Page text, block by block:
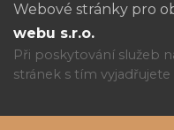
Webové stránky pro
webu s.r.o.
Při poskytování služeb
stránek s tím vyjadřujete